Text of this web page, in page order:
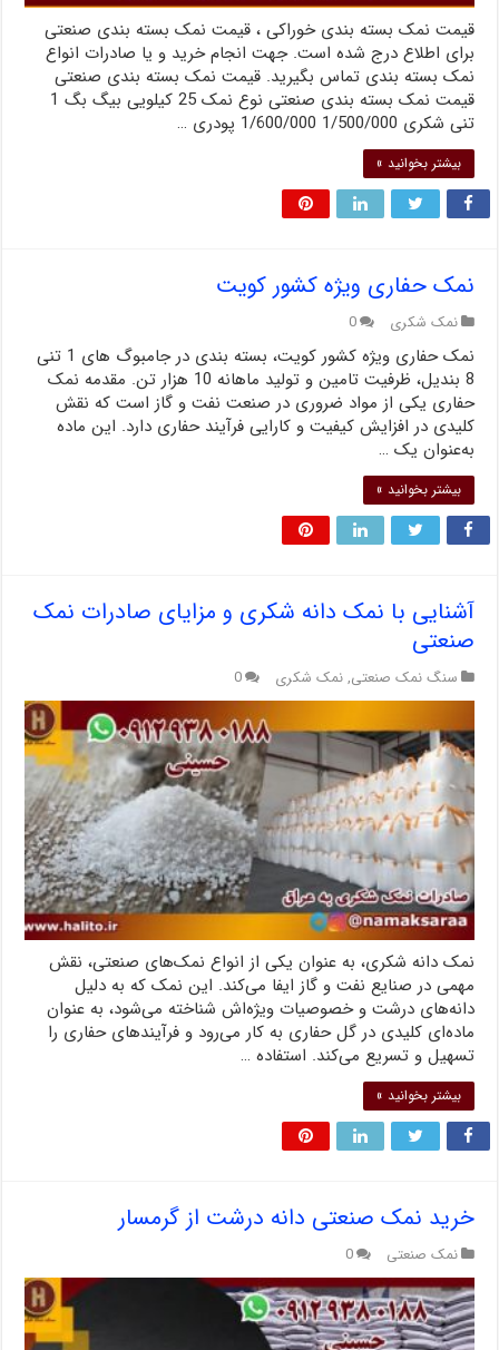
قیمت نمک بسته بندی خوراکی ، قیمت نمک بسته بندی صنعتی
برای اطلاع درج شده است. جهت انجام خرید و یا صادرات انواع
نمک بسته بندی تماس بگیرید. قیمت نمک بسته بندی صنعتی
قیمت نمک بسته بندی صنعتی نوع نمک 25 کیلویی بیگ بگ 1
تنی شکری 1/500/000 1/600/000 پودری …
بیشتر بخوانید »
نمک حفاری ویژه کشور کویت
نمک شکری 0
نمک حفاری ویژه کشور کویت، بسته بندی در جامبوگ های 1 تنی
8 بندیل، ظرفیت تامین و تولید ماهانه 10 هزار تن. مقدمه نمک
حفاری یکی از مواد ضروری در صنعت نفت و گاز است که نقش
کلیدی در افزایش کیفیت و کارایی فرآیند حفاری دارد. این ماده
به‌عنوان یک …
بیشتر بخوانید »
آشنایی با نمک دانه شکری و مزایای صادرات نمک
صنعتی
سنگ نمک صنعتی, نمک شکری 0
نمک دانه شکری، به عنوان یکی از انواع نمک‌های صنعتی، نقش
مهمی در صنایع نفت و گاز ایفا می‌کند. این نمک که به دلیل
دانه‌های درشت و خصوصیات ویژه‌اش شناخته می‌شود، به عنوان
ماده‌ای کلیدی در گل حفاری به کار می‌رود و فرآیندهای حفاری را
تسهیل و تسریع می‌کند. استفاده …
بیشتر بخوانید »
خرید نمک صنعتی دانه درشت از گرمسار
نمک صنعتی 0